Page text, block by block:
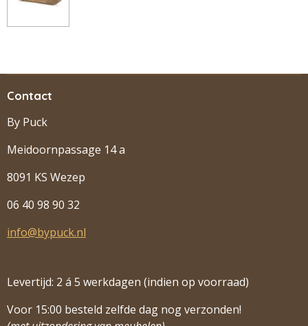
Contact
By Puck
Meidoornpassage 14 a
8091 KS Wezep
06 40 98 90 32
info@bypuck.nl
Levertijd: 2 á 5 werkdagen (indien op voorraad)
Voor 15:00 besteld zelfde dag nog verzonden!